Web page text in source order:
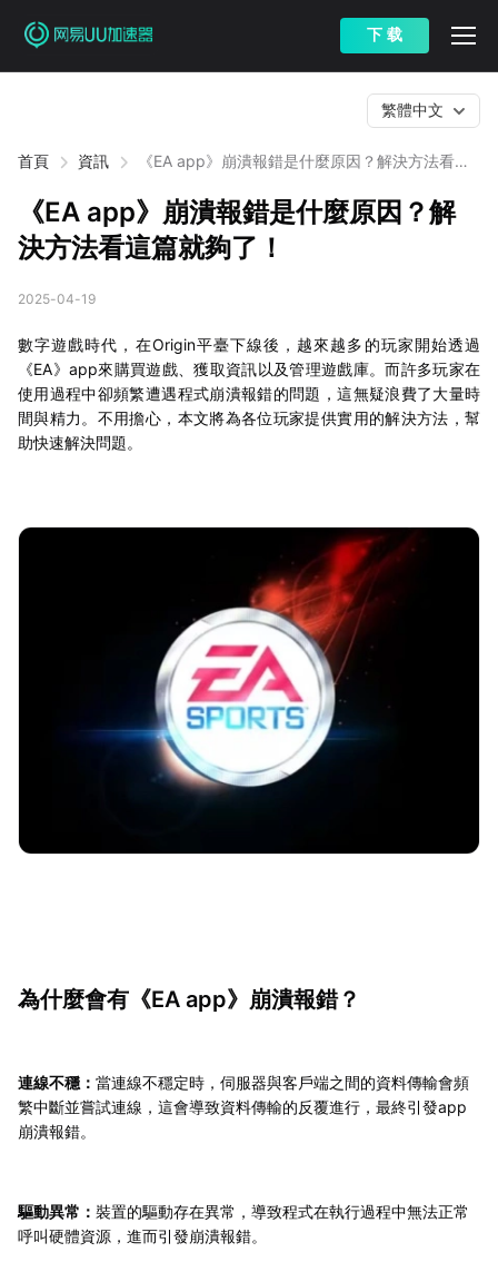
下 载
首頁 資訊
《EA app》崩潰報錯是什麼原因？解決方法看這
繁體中文
《EA app》崩潰報錯是什麼原因？解
決方法看這篇就夠了！
2025-04-19
數字遊戲時代，在Origin平臺下線後，越來越多的玩家開始透過
《EA》app來購買遊戲、獲取資訊以及管理遊戲庫。而許多玩家在
使用過程中卻頻繁遭遇程式崩潰報錯的問題，這無疑浪費了大量時
間與精力。不用擔心，本文將為各位玩家提供實用的解決方法，幫
助快速解決問題。
為什麼會有《EA app》崩潰報錯？
連線不穩： 當連線不穩定時，伺服器與客戶端之間的資料傳輸會頻
繁中斷並嘗試連線，這會導致資料傳輸的反覆進行，最終引發app
崩潰報錯。
驅動異常： 裝置的驅動存在異常，導致程式在執行過程中無法正常
呼叫硬體資源，進而引發崩潰報錯。